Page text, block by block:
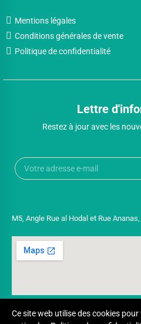
Mentions légales
Conditions générales de vente
Politique de confidentialité
Lettre
Restez à jour avec les
M5, Angle Rue al Hodal et Rue
Ce site web utilise des cookies